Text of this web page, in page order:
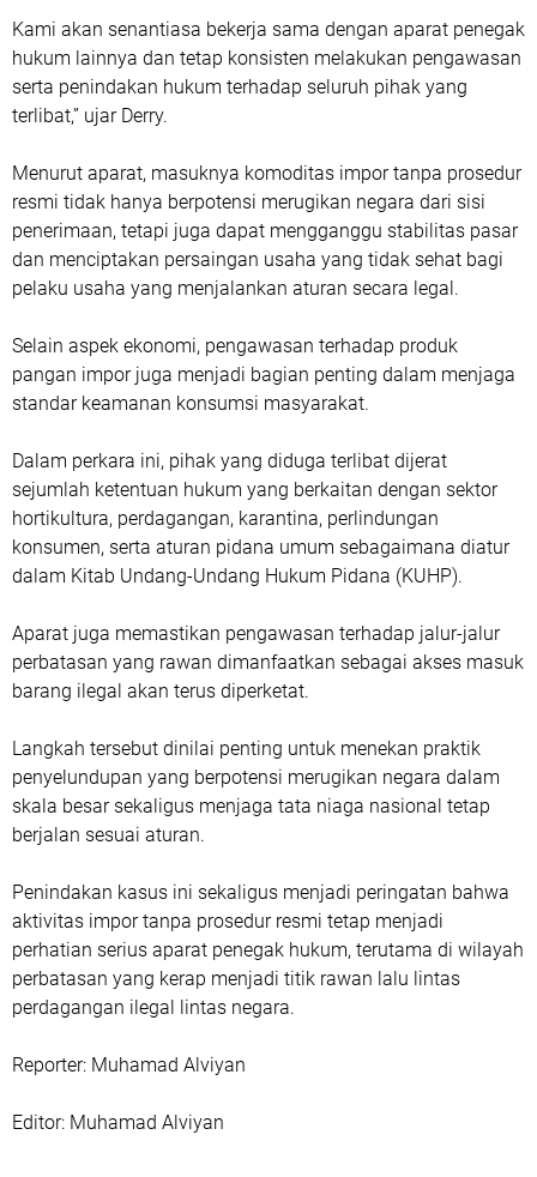
Kami akan senantiasa bekerja sama dengan aparat penegak
hukum lainnya dan tetap konsisten melakukan pengawasan
serta penindakan hukum terhadap seluruh pihak yang
terlibat,” ujar Derry.
Menurut aparat, masuknya komoditas impor tanpa prosedur
resmi tidak hanya berpotensi merugikan negara dari sisi
penerimaan, tetapi juga dapat mengganggu stabilitas pasar
dan menciptakan persaingan usaha yang tidak sehat bagi
pelaku usaha yang menjalankan aturan secara legal.
Selain aspek ekonomi, pengawasan terhadap produk
pangan impor juga menjadi bagian penting dalam menjaga
standar keamanan konsumsi masyarakat.
‎Dalam perkara ini, pihak yang diduga terlibat dijerat
sejumlah ketentuan hukum yang berkaitan dengan sektor
hortikultura, perdagangan, karantina, perlindungan
konsumen, serta aturan pidana umum sebagaimana diatur
dalam Kitab Undang-Undang Hukum Pidana (KUHP).
Aparat juga memastikan pengawasan terhadap jalur-jalur
perbatasan yang rawan dimanfaatkan sebagai akses masuk
barang ilegal akan terus diperketat.
Langkah tersebut dinilai penting untuk menekan praktik
penyelundupan yang berpotensi merugikan negara dalam
skala besar sekaligus menjaga tata niaga nasional tetap
berjalan sesuai aturan.
Penindakan kasus ini sekaligus menjadi peringatan bahwa
aktivitas impor tanpa prosedur resmi tetap menjadi
perhatian serius aparat penegak hukum, terutama di wilayah
perbatasan yang kerap menjadi titik rawan lalu lintas
perdagangan ilegal lintas negara.
‎Reporter: Muhamad Alviyan
‎‎Editor: Muhamad Alviyan